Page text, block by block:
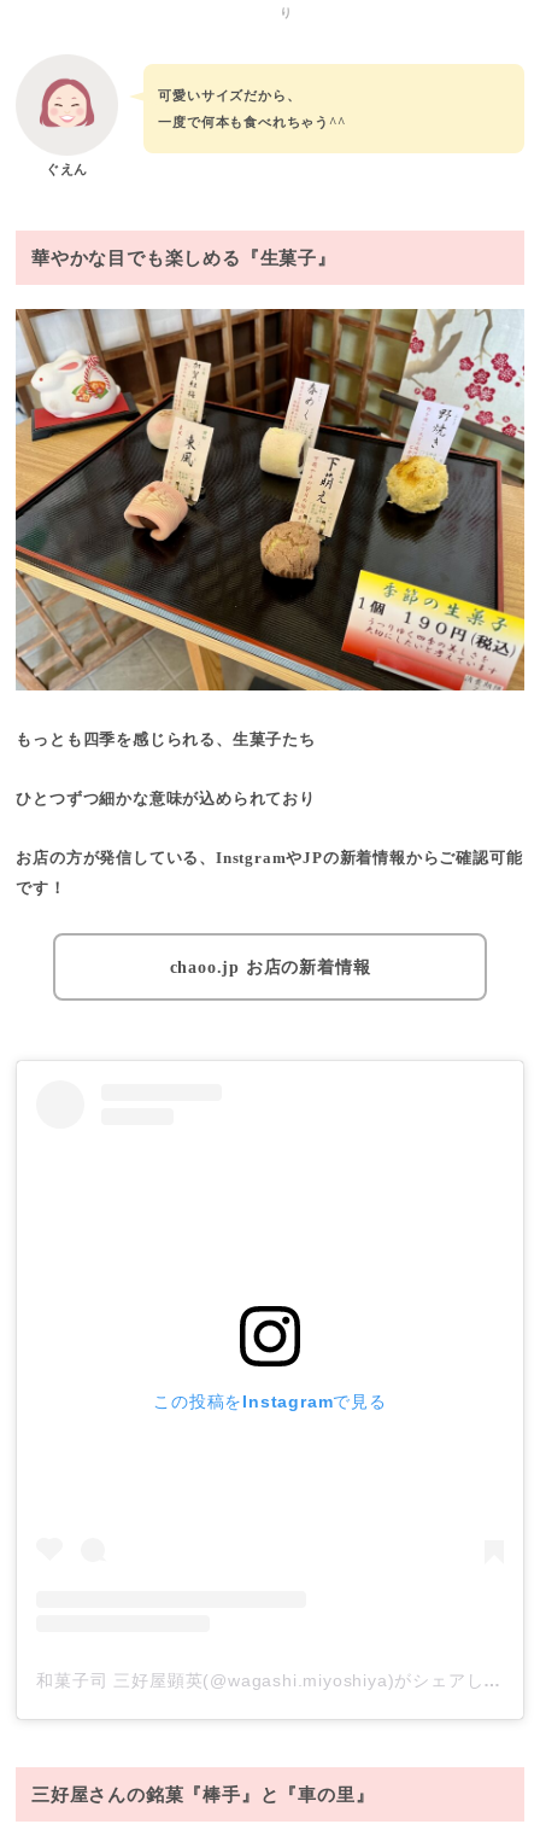
り
ぐえん
可愛いサイズだから、
一度で何本も食べれちゃう^^
華やかな目でも楽しめる『生菓子』
もっとも四季を感じられる、生菓子たち
ひとつずつ細かな意味が込められており
お店の方が発信している、InstgramやJPの新着情報からご確認可能
です！
chaoo.jp お店の新着情報
この投稿をInstagramで見る
和菓子司 三好屋顕英(@wagashi.miyoshiya)がシェアした投稿
三好屋さんの銘菓『棒手』と『車の里』